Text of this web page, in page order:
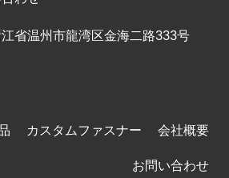
省温州市龍湾区金海二路333号
カスタムファスナー
会社概要
お問い合わせ